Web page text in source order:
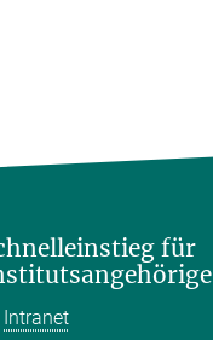
für
Intranet